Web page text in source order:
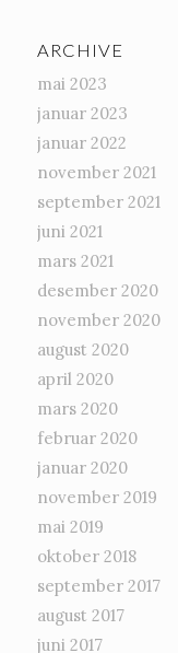
ARCHIVE
mai 2023
januar 2023
januar 2022
november 2021
september 2021
juni 2021
mars 2021
desember 2020
november 2020
august 2020
april 2020
mars 2020
februar 2020
januar 2020
november 2019
mai 2019
oktober 2018
september 2017
august 2017
juni 2017